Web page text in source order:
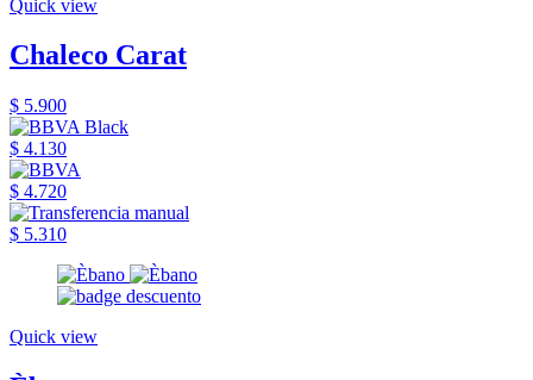
Quick view
Chaleco Carat
$ 5.900
$ 4.130
$ 4.720
$ 5.310
Quick view